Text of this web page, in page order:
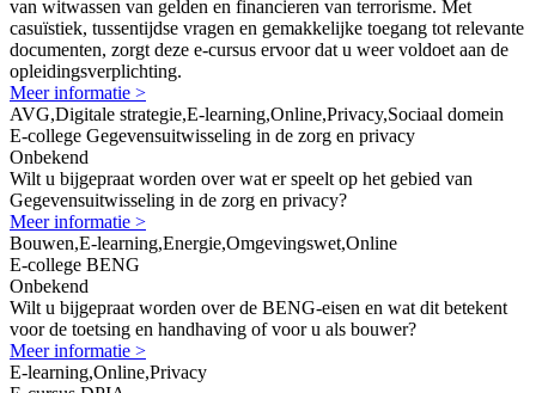
van witwassen van gelden en financieren van terrorisme. Met
casuïstiek, tussentijdse vragen en gemakkelijke toegang tot relevante
documenten, zorgt deze e-cursus ervoor dat u weer voldoet aan de
opleidingsverplichting.
Meer informatie >
AVG,Digitale strategie,E-learning,Online,Privacy,Sociaal domein
E-college Gegevensuitwisseling in de zorg en privacy
Onbekend
Wilt u bijgepraat worden over wat er speelt op het gebied van
Gegevensuitwisseling in de zorg en privacy?
Meer informatie >
Bouwen,E-learning,Energie,Omgevingswet,Online
E-college BENG
Onbekend
Wilt u bijgepraat worden over de BENG-eisen en wat dit betekent
voor de toetsing en handhaving of voor u als bouwer?
Meer informatie >
E-learning,Online,Privacy